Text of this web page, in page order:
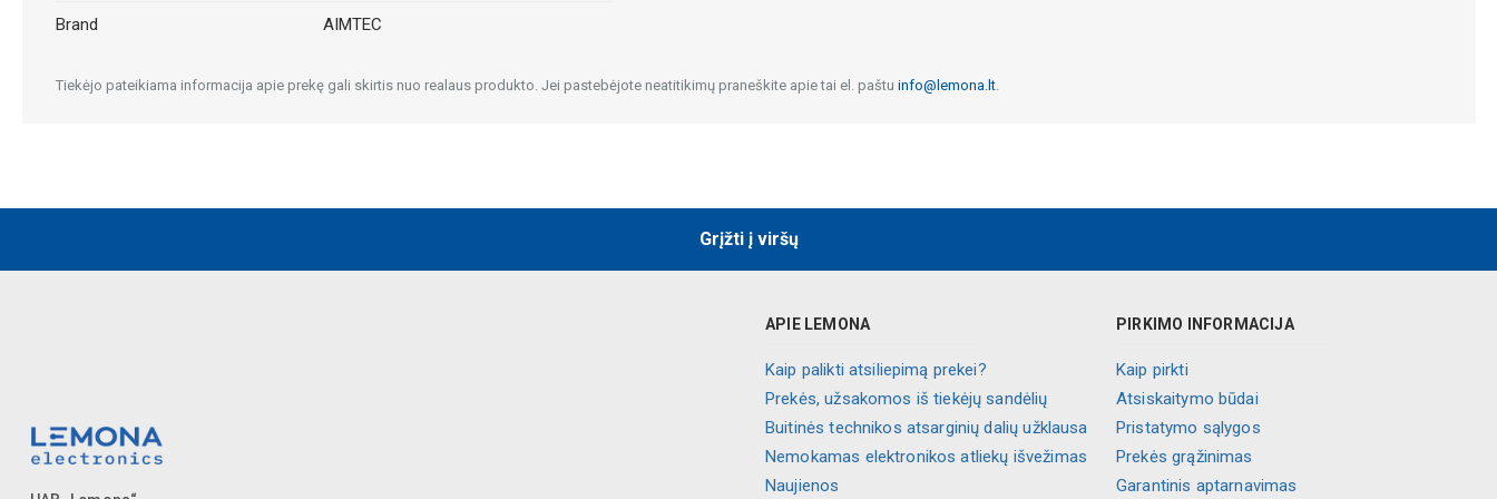
Brand AIMTEC
Tiekėjo pateikiama informacija apie prekę gali skirtis nuo realaus produkto. Jei pastebėjote neatitikimų praneškite apie tai el. paštu info@lemona.lt.
Grįžti į viršų
APIE LEMONA
Kaip palikti atsiliepimą prekei?
Prekės, užsakomos iš tiekėjų sandėlių
Buitinės technikos atsarginių dalių užklausa
Nemokamas elektronikos atliekų išvežimas
Naujienos
PIRKIMO INFORMACIJA
Kaip pirkti
Atsiskaitymo būdai
Pristatymo sąlygos
Prekės grąžinimas
Garantinis aptarnavimas